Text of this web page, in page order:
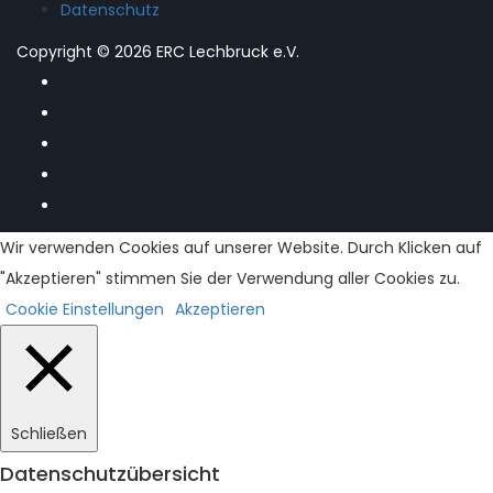
Datenschutz
Copyright © 2026 ERC Lechbruck e.V.
Wir verwenden Cookies auf unserer Website. Durch Klicken auf
"Akzeptieren" stimmen Sie der Verwendung aller Cookies zu.
Cookie Einstellungen Akzeptieren
Schließen
Datenschutzübersicht